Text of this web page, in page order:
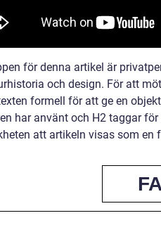
för denna artikel är
och design. För att
formell för att ge en
har använt och H2 taggar
att artikeln visas som en